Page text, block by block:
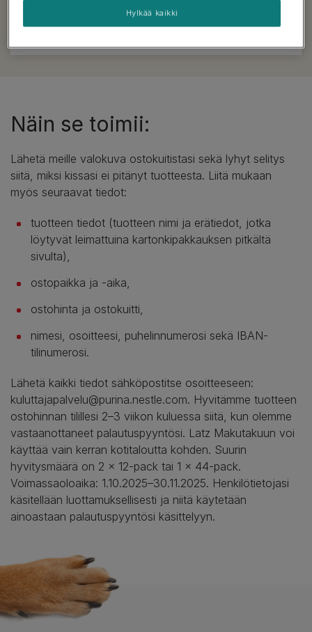
kissasi ei ole tyytyväinen makuun, palautamme
rahasi.
Näin se toimii:
Lähetä meille valokuva ostokuitistasi sekä lyhyt selitys
siitä, miksi kissasi ei pitänyt tuotteesta. Liitä mukaan
myös seuraavat tiedot:
tuotteen tiedot (tuotteen nimi ja erätiedot, jotka
löytyvät leimattuina kartonkipakkauksen pitkältä
sivulta),
ostopaikka ja -aika,
ostohinta ja ostokuitti,
nimesi, osoitteesi, puhelinnumerosi sekä IBAN-
tilinumerosi.
Lähetä kaikki tiedot sähköpostitse osoitteeseen:
kuluttajapalvelu@purina.nestle.com. Hyvitämme tuotteen
ostohinnan tilillesi 2–3 viikon kuluessa siitä, kun olemme
vastaanottaneet palautuspyyntösi. Latz Makutakuun voi
käyttää vain kerran kotitaloutta kohden. Suurin
hyvitysmäärä on 2 x 12-pack tai 1 x 44-pack.
Voimassaoloaika: 1.10.2025–30.11.2025. Henkilötietojasi
käsitellään luottamuksellisesti ja niitä käytetään
ainoastaan palautuspyyntösi käsittelyyn.
Hylkää kaikki